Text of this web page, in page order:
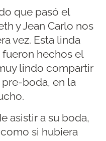
que pasó el
y Jean Carlo nos
vez. Esta linda
hechos el
lindo compartir
boda, en la
asistir a su boda,
si hubiera